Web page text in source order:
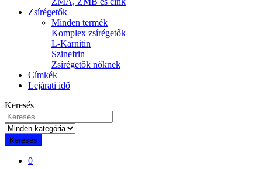
Zsírégetők
Minden termék
Komplex zsírégetők
L-Karnitin
Szinefrin
Zsírégetők nőknek
Címkék
Lejárati idő
Keresés
Keresés
0